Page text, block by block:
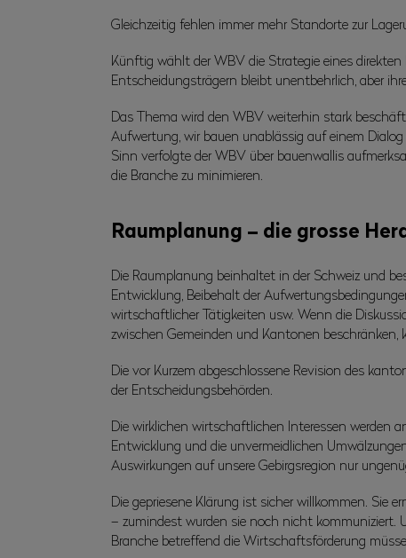
Gleichzeitig fehlen immer mehr Standorte zur
Künftig wählt der WBV die Strategie eines
Entscheidungsträgern bleibt unentbehrlich, aber
Das Thema wird den WBV weiterhin stark
Aufwertung, wir bauen unablässig auf einem
Sinn verfolgte der WBV über bauenwallis
die Branche zu minimieren.
Raumplanung – die grosse
Die Raumplanung beinhaltet in der Schweiz und
Entwicklung, Beibehalt der
wirtschaftlicher Tätigkeiten usw. Wenn die
zwischen Gemeinden und Kantonen
Die vor Kurzem abgeschlossene Revision des
der Entscheidungsbehörden.
Die wirklichen wirtschaftlichen Interessen werden
Entwicklung und die unvermeidlichen
Auswirkungen auf unsere Gebirgsregion nur
Die gepriesene Klärung ist sicher willkommen. Sie
– zumindest wurden sie noch nicht kommuniziert.
Branche betreffend die Wirtschaftsförderung